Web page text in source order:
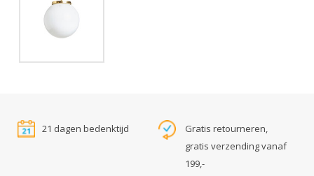
21 dagen bedenktijd
Gratis retourneren,
gratis verzending vanaf
199,-